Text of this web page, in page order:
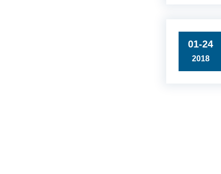
01-24
2018